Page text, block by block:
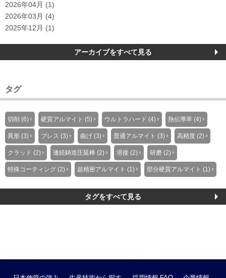
2026年04月 (1)
2026年03月 (4)
2025年12月 (1)
アーカイブをすべて見る
タグ
切削 (6) 硬質アルマイト (5) ウルトラハード (4) 熱伝導率 (4)
異形 (3) プレス (3) 曲げ (3) 普通アルマイト (3) 高精度 (2)
クラッド (2) 連続鋳造圧延棒 (2) 溶接 (2) 研磨 (2)
特殊コーティング (2) 超精密アルマイト (1) 部分硬質アルマイト (1)
タグをすべて見る